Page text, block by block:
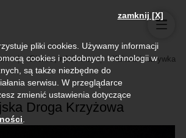
Biznes, rolnictwo Kultura i rozrywka
Droga Krzyżowa
zamknij [X]
pliki cookies. Używamy informacji
cookies i podobnych technologii w
są także niezbędne do
serwisu. W przeglądarce
zmienić ustawienia dotyczące